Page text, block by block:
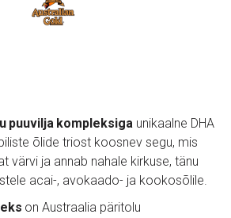
puuvilja kompleksiga unikaalne DHA
õlide triost koosnev segu, mis
värvi ja annab nahale kirkuse, tänu
acai-, avokaado- ja kookosõlile.
on Austraalia päritolu